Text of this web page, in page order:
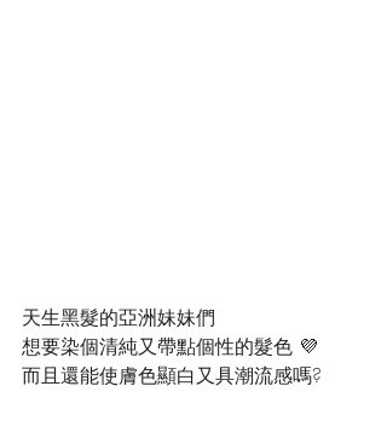
天生黑髮的亞洲妹妹們
想要染個清純又帶點個性的髮色 💜
而且還能使膚色顯白又具潮流感嗎?